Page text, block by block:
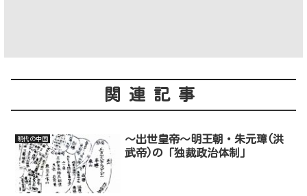
関連記事
明代の中国
～出世皇帝～明王朝・朱元璋(洪
武帝)の「独裁政治体制」